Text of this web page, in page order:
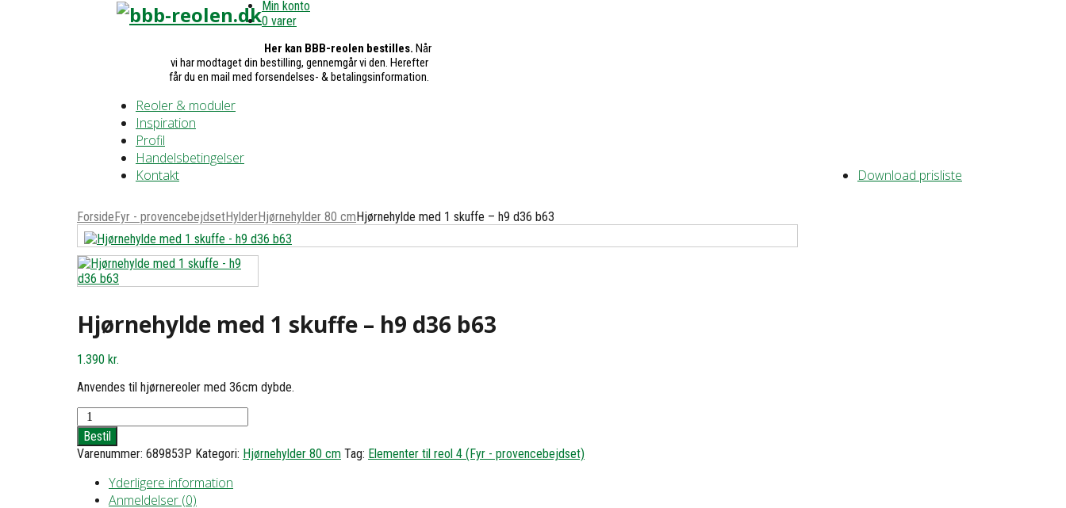
Min konto
0 varer
Her kan BBB-reolen bestilles. Når
vi har modtaget din bestilling, gennemgår vi den. Herefter
får du en mail med forsendelses- & betalingsinformation.
Reoler & moduler
Inspiration
Profil
Handelsbetingelser
Download prisliste
Kontakt
ForsideFyr - provencebejdsetHylderHjørnehylder 80 cmHjørnehylde med 1 skuffe – h9 d36 b63
Hjørnehylde med 1 skuffe – h9 d36 b63
1.390 kr.
Anvendes til hjørnereoler med 36cm dybde.
Hjørnehylde
med
1
skuffe
Bestil
Varenummer: 689853P Kategori: Hjørnehylder 80 cm Tag: Elementer til reol 4 (Fyr - provencebejdset)
Yderligere information
Anmeldelser (0)